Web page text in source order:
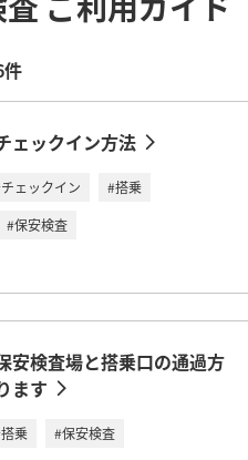
ェックイン方法
ェックイン
#搭乗
#保安検査
安検査場と搭乗口の通過方
ます
乗 #保安検査